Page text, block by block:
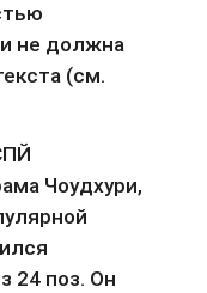
не должна
(см.
Чоудхури,
24 поз. Он